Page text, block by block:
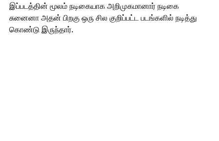
இப்படத்தின் மூலம் நடிகையாக அறிமுகமானார் நடிகை
சுனைனா அதன் பிறகு ஒரு சில குறிப்பட்ட படங்களில் நடித்து
கொண்டு இருந்தார்.